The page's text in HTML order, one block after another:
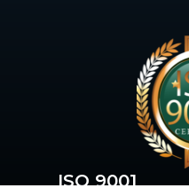
ISO 9001